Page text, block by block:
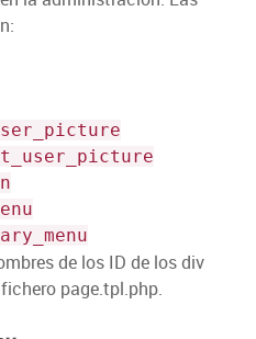
de los ID de los div
page.tpl.php.